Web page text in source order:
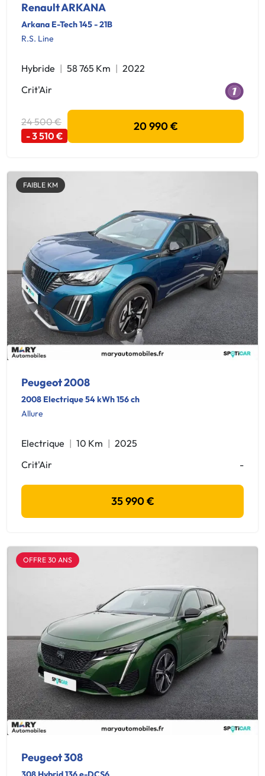
Renault ARKANA
Arkana E-Tech 145 - 21B
R.S. Line
Hybride 58 765 Km
2022
Crit'Air
24 500 €
- 3 510 €
20 990 €
FAIBLE KM
Peugeot 2008
2008 Electrique 54 kWh 156 ch
Allure
Electrique 10 Km
2025
Crit'Air
-
35 990 €
OFFRE 30 ANS
Peugeot 308